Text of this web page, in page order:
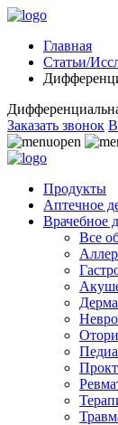
Главная
Статьи/
Заказать звонок
Продукты
Аптечное
Врачебное
Все